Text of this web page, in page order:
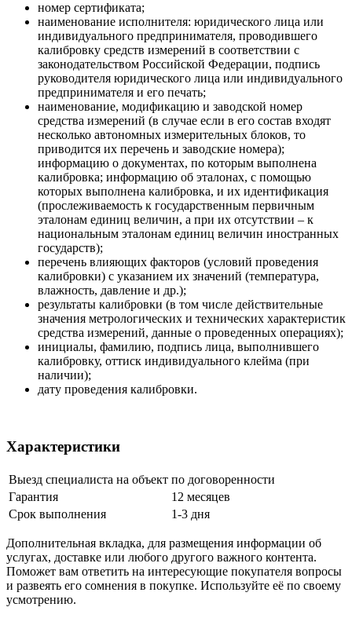
номер сертификата;
наименование исполнителя: юридического лица или
индивидуального предпринимателя, проводившего
калибровку средств измерений в соответствии с
законодательством Российской Федерации, подпись
руководителя юридического лица или индивидуального
предпринимателя и его печать;
наименование, модификацию и заводской номер
средства измерений (в случае если в его состав входят
несколько автономных измерительных блоков, то
приводится их перечень и заводские номера);
информацию о документах, по которым выполнена
калибровка; информацию об эталонах, с помощью
которых выполнена калибровка, и их идентификация
(прослеживаемость к государственным первичным
эталонам единиц величин, а при их отсутствии – к
национальным эталонам единиц величин иностранных
государств);
перечень влияющих факторов (условий проведения
калибровки) с указанием их значений (температура,
влажность, давление и др.);
результаты калибровки (в том числе действительные
значения метрологических и технических характеристик
средства измерений, данные о проведенных операциях);
инициалы, фамилию, подпись лица, выполнившего
калибровку, оттиск индивидуального клейма (при
наличии);
дату проведения калибровки.
Характеристики
Выезд специалиста на объект по договоренности
Гарантия
12 месяцев
Срок выполнения
1-3 дня
Дополнительная вкладка, для размещения информации об
услугах, доставке или любого другого важного контента.
Поможет вам ответить на интересующие покупателя вопросы
и развеять его сомнения в покупке. Используйте её по своему
усмотрению.